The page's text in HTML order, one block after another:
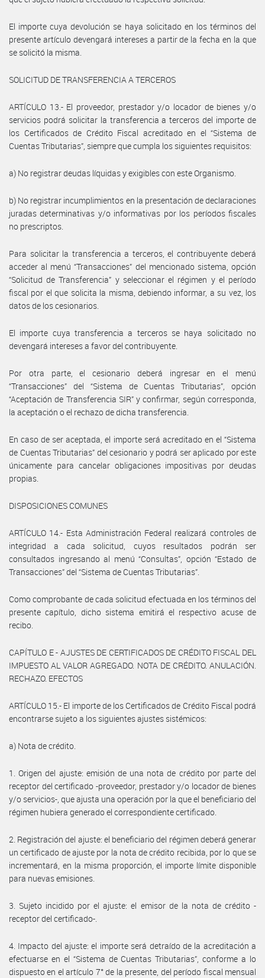
El importe cuya devolución se haya solicitado en los términos del
presente artículo devengará intereses a partir de la fecha en la que
se solicitó la misma.
SOLICITUD DE TRANSFERENCIA A TERCEROS
ARTÍCULO 13.- El proveedor, prestador y/o locador de bienes y/o
servicios podrá solicitar la transferencia a terceros del importe de
los Certificados de Crédito Fiscal acreditado en el “Sistema de
Cuentas Tributarias”, siempre que cumpla los siguientes requisitos:
a) No registrar deudas líquidas y exigibles con este Organismo.
b) No registrar incumplimientos en la presentación de declaraciones
juradas determinativas y/o informativas por los períodos fiscales
no prescriptos.
Para solicitar la transferencia a terceros, el contribuyente deberá
acceder al menú “Transacciones” del mencionado sistema, opción
“Solicitud de Transferencia” y seleccionar el régimen y el período
fiscal por el que solicita la misma, debiendo informar, a su vez, los
datos de los cesionarios.
El importe cuya transferencia a terceros se haya solicitado no
devengará intereses a favor del contribuyente.
Por otra parte, el cesionario deberá ingresar en el menú
“Transacciones” del “Sistema de Cuentas Tributarias”, opción
“Aceptación de Transferencia SIR” y confirmar, según corresponda,
la aceptación o el rechazo de dicha transferencia.
En caso de ser aceptada, el importe será acreditado en el “Sistema
de Cuentas Tributarias” del cesionario y podrá ser aplicado por este
únicamente para cancelar obligaciones impositivas por deudas
propias.
DISPOSICIONES COMUNES
ARTÍCULO 14.- Esta Administración Federal realizará controles de
integridad a cada solicitud, cuyos resultados podrán ser
consultados ingresando al menú “Consultas”, opción “Estado de
Transacciones” del “Sistema de Cuentas Tributarias”.
Como comprobante de cada solicitud efectuada en los términos del
presente capítulo, dicho sistema emitirá el respectivo acuse de
recibo.
CAPÍTULO E - AJUSTES DE CERTIFICADOS DE CRÉDITO FISCAL DEL
IMPUESTO AL VALOR AGREGADO. NOTA DE CRÉDITO. ANULACIÓN.
RECHAZO. EFECTOS
ARTÍCULO 15.- El importe de los Certificados de Crédito Fiscal podrá
encontrarse sujeto a los siguientes ajustes sistémicos:
a) Nota de crédito.
1. Origen del ajuste: emisión de una nota de crédito por parte del
receptor del certificado -proveedor, prestador y/o locador de bienes
y/o servicios-, que ajusta una operación por la que el beneficiario del
régimen hubiera generado el correspondiente certificado.
2. Registración del ajuste: el beneficiario del régimen deberá generar
un certificado de ajuste por la nota de crédito recibida, por lo que se
incrementará, en la misma proporción, el importe límite disponible
para nuevas emisiones.
3. Sujeto incidido por el ajuste: el emisor de la nota de crédito -
receptor del certificado-.
4. Impacto del ajuste: el importe será detraído de la acreditación a
efectuarse en el “Sistema de Cuentas Tributarias”, conforme a lo
dispuesto en el artículo 7° de la presente, del período fiscal mensual